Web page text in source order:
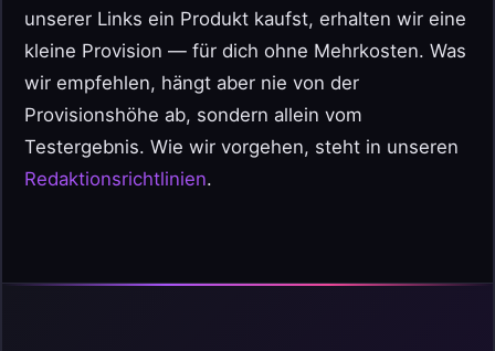
unserer Links ein Produkt kaufst, erhalten wir eine
kleine Provision — für dich ohne Mehrkosten. Was
wir empfehlen, hängt aber nie von der
Provisionshöhe ab, sondern allein vom
Testergebnis. Wie wir vorgehen, steht in unseren
Redaktionsrichtlinien.